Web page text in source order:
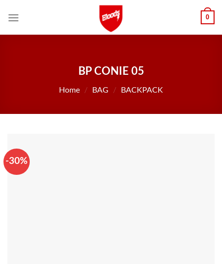
0
BP CONIE 05
Home / BAG / BACKPACK
-30%